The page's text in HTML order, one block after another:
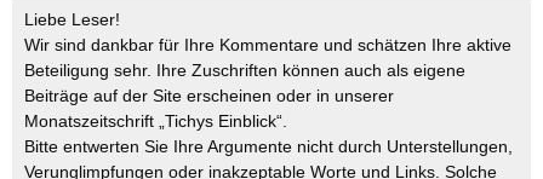
Liebe Leser!
Wir sind dankbar für Ihre Kommentare und schätzen Ihre aktive
Beteiligung sehr. Ihre Zuschriften können auch als eigene
Beiträge auf der Site erscheinen oder in unserer
Monatszeitschrift „Tichys Einblick“.
Bitte entwerten Sie Ihre Argumente nicht durch Unterstellungen,
Verunglimpfungen oder inakzeptable Worte und Links. Solche